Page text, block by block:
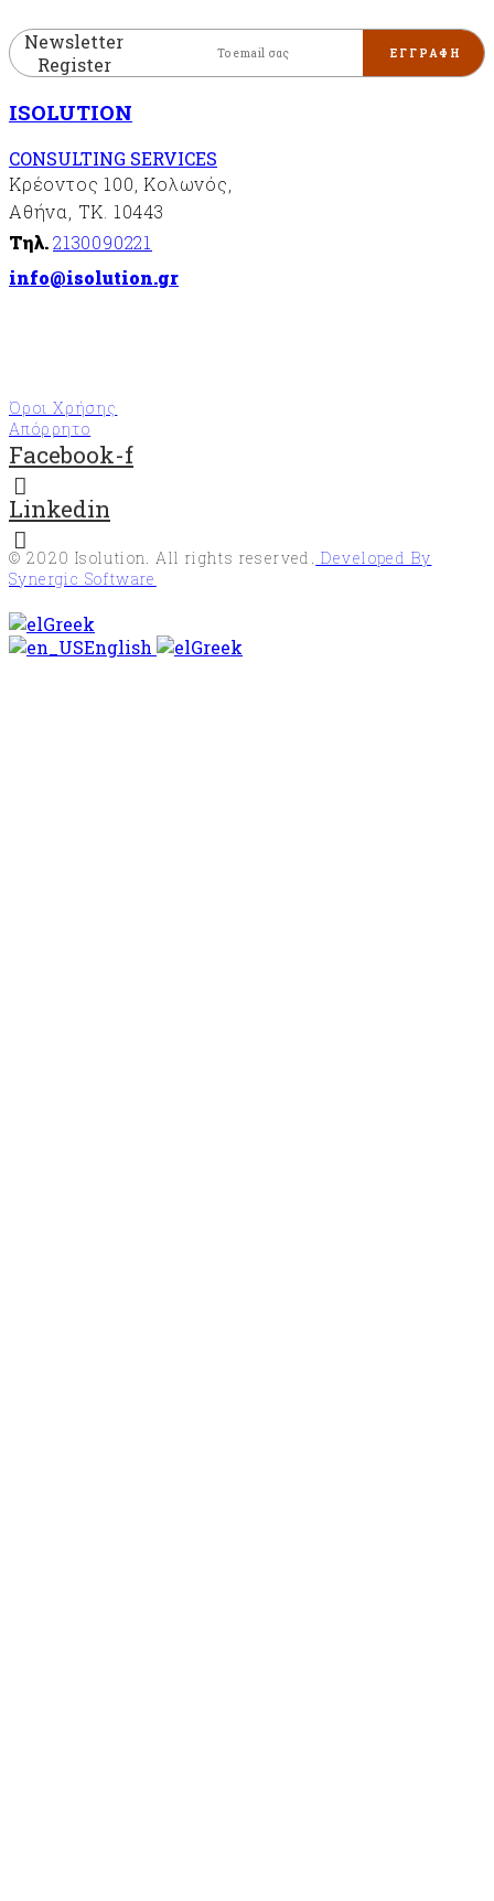
Newsletter
Register
ISOLUTION
CONSULTING SERVICES
Κρέοντος 100, Κολωνός,
Αθήνα, ΤΚ. 10443
Τηλ.2130090221
info@isolution.gr
Όροι Χρήσης
Απόρρητο
Facebook-f
Linkedin
© 2020 Isolution. All rights reserved. Developed By
Synergic Software
Greek
English
Greek